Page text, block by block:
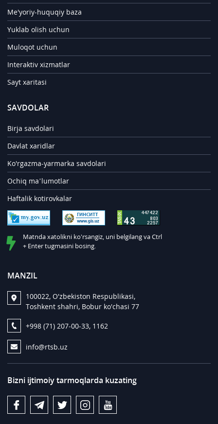
Me'yoriy-huquqiy baza
Yuklab olish uchun
Muloqot uchun
Interaktiv xizmatlar
Sayt xaritasi
SAVDOLAR
Birja savdolari
Davlat xaridlar
Ko'rgazma-yarmarka savdolari
Ochiq ma’lumotlar
Haftalik kotirovkalar
Matnda xatolikni ko'rsangiz, uni belgilang va Ctrl
+ Enter tugmasini bosing.
MANZIL
100022, O'zbekiston Respublikasi,
Toshkent shahri, Bobur ko'chasi 77
+998 (71) 207-00-33, 1162
info@rtsb.uz
Bizni ijtimoiy tarmoqlarda kuzating